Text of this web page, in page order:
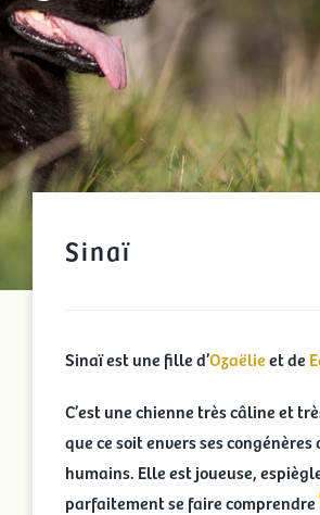
Sinaï
Sinaï est une fille d’Ozaëlieet de
C’est une chienne très câline et
que ce soit envers ses congénères
humains. Elle est joueuse,
parfaitement se faire comprendre